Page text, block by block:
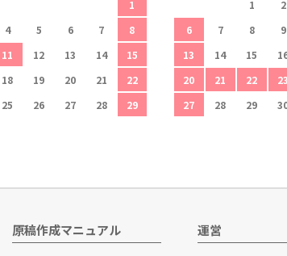
1
4 5 6 7
8
11 12 13 14
15
18 19 20 21
22
25 26 27 28
29
1
2
6
7 8 9
13
14 15
20
21 22 23
27
28 29
原稿作成マニュアル 運営